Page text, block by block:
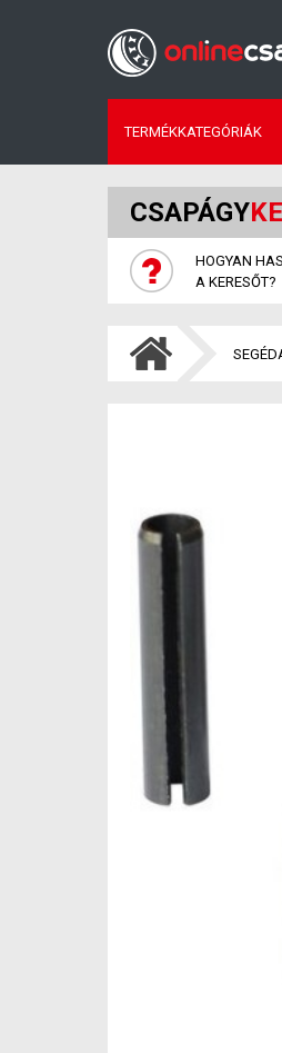
TERMÉKKATEGÓRIÁK
CSAPÁGY
HOGYAN
A KERESŐT?